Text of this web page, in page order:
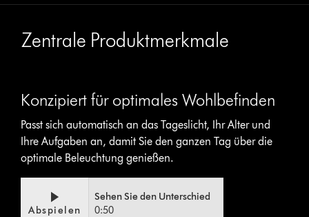
Zentrale Produktmerkmale
Konzipiert für optimales Wohlbefinden
Passt sich automatisch an das Tageslicht, Ihr Alter und
Ihre Aufgaben an, damit Sie den ganzen Tag über die
optimale Beleuchtung genießen.
Abspielen
Sehen Sie den Unterschied
0:50